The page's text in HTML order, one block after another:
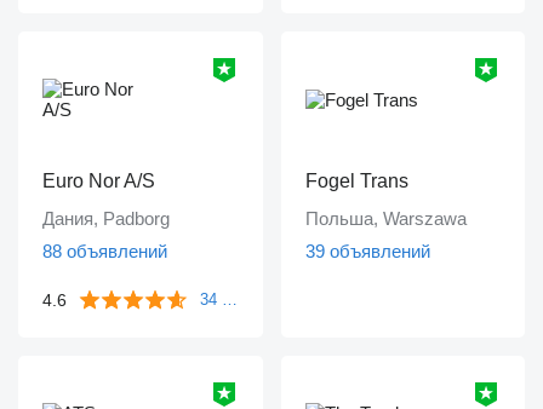
Euro Nor A/S
Дания, Padborg
88 объявлений
4.6 34 отзыва
Fogel Trans
Польша, Warszawa
39 объявлений